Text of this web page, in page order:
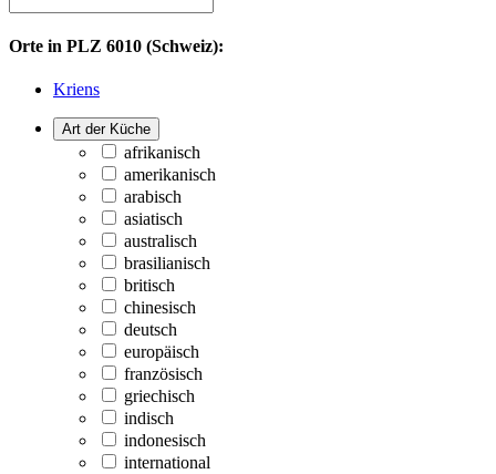
Orte in PLZ 6010 (Schweiz):
Kriens
Art der Küche
afrikanisch
amerikanisch
arabisch
asiatisch
australisch
brasilianisch
britisch
chinesisch
deutsch
europäisch
französisch
griechisch
indisch
indonesisch
international